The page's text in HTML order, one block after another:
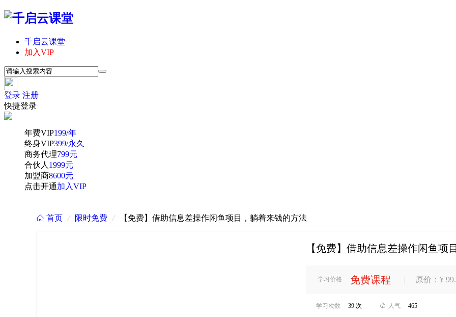
千启云课堂
加入VIP
登录 注册
快捷登录
年费VIP199/年
终身VIP399/永久
商务代理799元
合伙人 1999元
加盟商8600元
点击开通加入VIP
 首页 / 限时免费 / 【免费】借助信息差操作闲鱼项目，躺着来钱的方法
【免费】借助信息差操作闲鱼项
学习价格 免费课程 原价：¥
学习次数 39 次  人气 465